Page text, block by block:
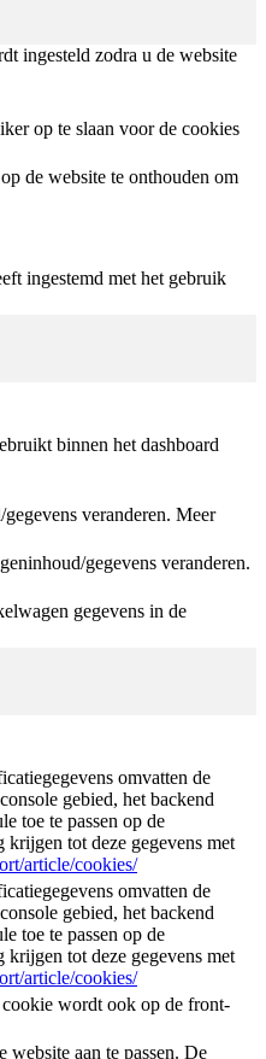
ingesteld zodra u de website
op te slaan voor de cookies
de website te onthouden om
ingestemd met het gebruik
binnen het dashboard
veranderen. Meer
gegevens veranderen.
gegevens in de
omvatten de
gebied, het backend
toe te passen op de
tot deze gegevens met
article/cookies/
omvatten de
gebied, het backend
toe te passen op de
tot deze gegevens met
article/cookies/
wordt ook op de front-
aan te passen. De